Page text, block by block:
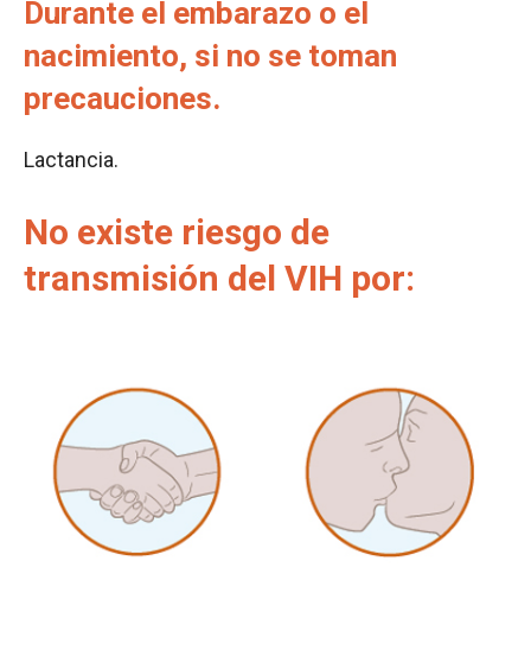
Durante el embarazo o el
nacimiento, si no se toman
precauciones.
Lactancia.
No existe riesgo de
transmisión del VIH por: